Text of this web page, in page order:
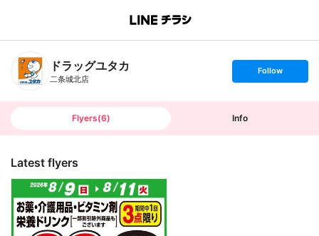
B
n
T
ドラッグユタカ
二条城北店
s
t
o
Follow
Flyers(6) Info
Latest flyers